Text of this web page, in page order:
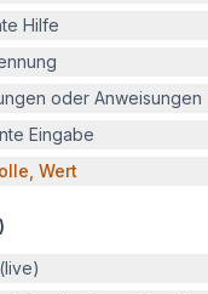
Hilfe
oder Anweisungen
Eingabe
Wert
)